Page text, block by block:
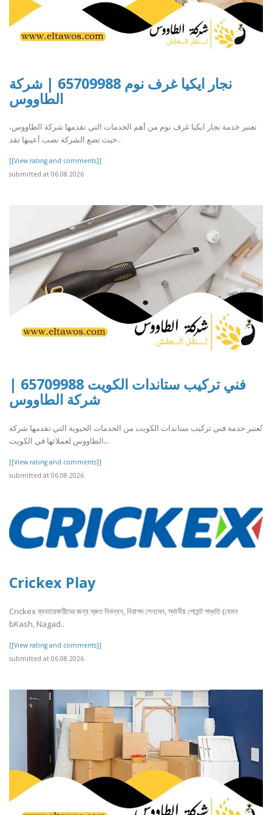
نجار ايكيا غرف نوم 65709988 | شركة
الطاووس
تعتبر خدمة نجار ايكيا غرف نوم من أهم الخدمات التي تقدمها شركة الطاووس،
حيث تضع الشركة نصب أعينها تقد..
[[View rating and comments]]
submitted at 06.08.2026
فني تركيب ستاندات الكويت 65709988 |
شركة الطاووس
تُعتبر خدمة فني تركيب ستاندات الكويت من الخدمات الحيوية التي تقدمها شركة
الطاووس لعملائها في الكويت،..
[[View rating and comments]]
submitted at 06.08.2026
Crickex Play
Crickex ব্যবহারকারীদের জন্য দ্রুত নিবন্ধন, নিরাপদ লেনদেন, স্থানীয় পেমেন্ট পদ্ধতি (যেমন
bKash, Nagad..
[[View rating and comments]]
submitted at 06.08.2026